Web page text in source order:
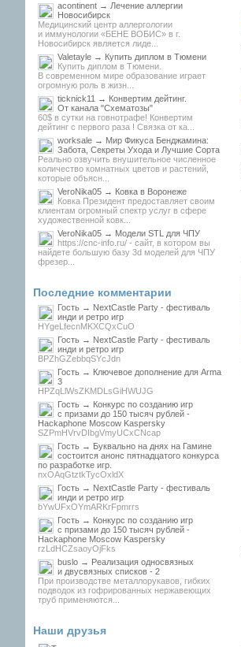
acontinent → Лечение аллергии
Новосибирск
Медицинский центр аллергологии
и иммунологии «БЕНЕ ВОБИС» в г.
Новосибирск является лиде...
Valetayle → Купить диплом в Тюмени
Купить диплом в Тюмени.
В современном мире образование играет
огромную роль в жизн...
ticknick11 → Конвертим дейтинг.
От канала "Схематозы"
60$ в сутки на говнотрафе! Конвертим
дейтинг с первого раза ! Связка от ка...
worksale → Мир Фикуса Бенджамина:
Забота, Секреты Ухода и Лучшие Сорта
Реально озвучить внушительное численное
количество комнатных цветов и растений,
которые объясн...
VeroNika05 → Ковка в Воронеже
Ковка Президент предоставляет своим
клиентам огромный спектр услуг в сфере
художественной ковк...
VeroNika05 → Модели STL для ЧПУ
https://cnc-info.ru/ - сайт, в котором вы
найдете большую базу 3d моделей для ЧПУ
фрезер...
Последние комментарии
Гость → NextCastle Party - фестиваль
инди и ретро игр
HYgeLfecnMKXCQxCuO
Гость → NextCastle Party - фестиваль
инди и ретро игр
BPZhGZebbqSYcJdn
Гость → Ключевое дополнение для Arma
3
HPZqLlWsZKMDLsGiHWUJG
Гость → Конкурс по созданию игр
с призами до 150 тысяч рублей -
Hackaphone Moscow Kaspersky
SZPmHVrvDIbgVmyUCxCNcap
Гость → Буквально на днях на Гамине
состоится анонс пятнадцатого конкурса
по разработке игр.
nxOAqGtztkTycOxldX
Гость → NextCastle Party - фестиваль
инди и ретро игр
bYwUFxOYmARKrFpmrrs
Гость → Конкурс по созданию игр
с призами до 150 тысяч рублей -
Hackaphone Moscow Kaspersky
rzLdHCZsaoyOjFks
buslo → Реализация односвязных
и двусвязных списков - 2
При производстве металлорукавов, гибких
подводок из гофрированных нержавеющих
труб применяются...
Наши друзья